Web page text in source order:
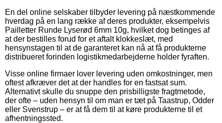
En del online selskaber tilbyder levering på næstkommende
hverdag på en lang række af deres produkter, eksempelvis
Pailletter Runde Lyserød 6mm 10g, hvilket dog betinges af
at der bestilles forud for et aftalt klokkeslæt, med
hensynstagen til at de garanteret kan nå at få produkterne
distribueret forinden logistikmedarbejderne holder fyraften.
Visse online firmaer lover levering uden omkostninger, men
oftest afkræver det at der handles for en fastsat sum.
Alternativt skulle du snuppe den prisbilligste fragtmetode,
der ofte – uden hensyn til om man er tæt på Taastrup, Odder
eller Svenstrup – er at få dem til at køre produkterne til et
afhentningssted.